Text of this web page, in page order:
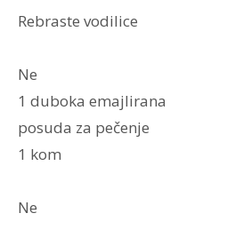
Rebraste vodilice
Ne
1 duboka emajlirana
posuda za pečenje
1 kom
Ne